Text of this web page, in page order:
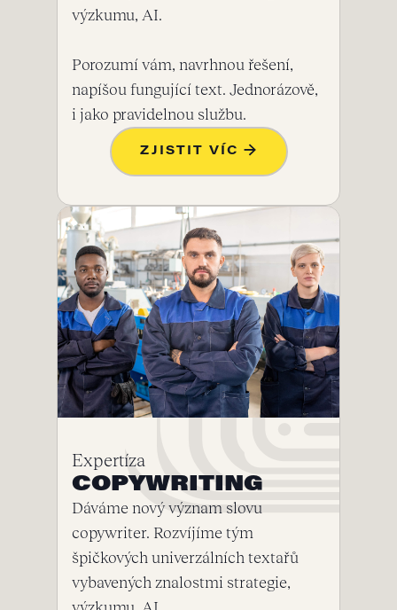
výzkumu, AI.
Porozumí vám, navrhnou řešení,
napíšou fungující text. Jednorázově,
i jako pravidelnou službu.
ZJISTIT VÍC →
Expertíza
COPYWRITING
Dáváme nový význam slovu
copywriter. Rozvíjíme tým
špičkových univerzálních textařů
vybavených znalostmi strategie,